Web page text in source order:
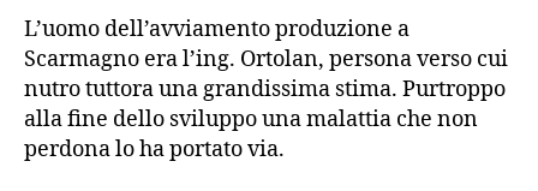
L’uomo dell’avviamento produzione a
Scarmagno era l’ing. Ortolan, persona verso cui
nutro tuttora una grandissima stima. Purtroppo
alla fine dello sviluppo una malattia che non
perdona lo ha portato via.